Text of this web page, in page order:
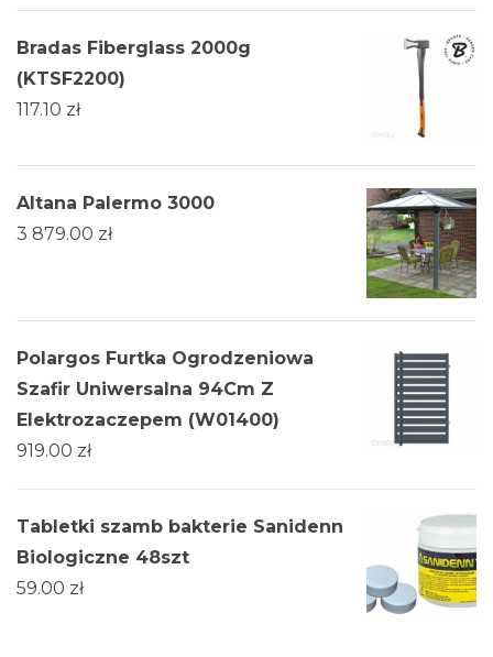
Bradas Fiberglass 2000g
(KTSF2200)
117.10 zł
Altana Palermo 3000
3 879.00 zł
Polargos Furtka Ogrodzeniowa
Szafir Uniwersalna 94Cm Z
Elektrozaczepem (W01400)
919.00 zł
Tabletki szamb bakterie Sanidenn
Biologiczne 48szt
59.00 zł